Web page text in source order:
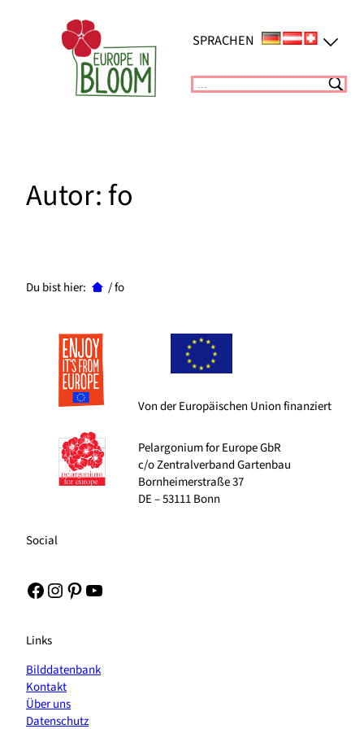
SPRACHEN
Suchen
Autor:fo
Du bist hier: /fo
Von der Europäischen Union finanziert
Pelargonium for Europe GbR
c/o Zentralverband Gartenbau
Bornheimerstraße 37
DE – 53111 Bonn
Social
Facebook Instagram Pinterest YouTube
Links
Bilddatenbank
Kontakt
Über uns
Datenschutz